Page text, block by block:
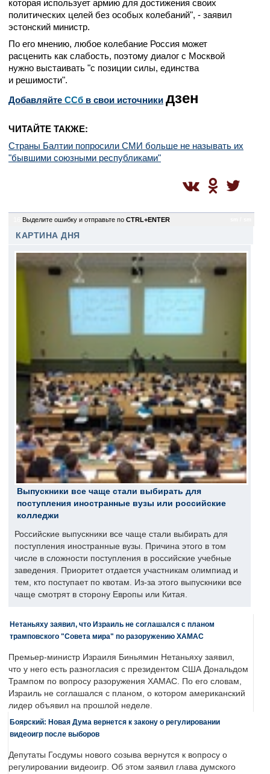
которая использует армию для достижения своих
политических целей без особых колебаний", - заявил
эстонский министр.
По его мнению, любое колебание Россия может
расценить как слабость, поэтому диалог с Москвой
нужно выстаивать "с позиции силы, единства
и решимости".
Добавляйте CСб в свои источники дзен
ЧИТАЙТЕ ТАКЖЕ:
Страны Балтии попросили СМИ больше не называть их
"бывшими союзными республиками"
Выделите ошибку и отправьте по CTRL+ENTER
КАРТИНА ДНЯ
Выпускники все чаще стали выбирать для
поступления иностранные вузы или российские
колледжи
Российские выпускники все чаще стали выбирать для
поступления иностранные вузы. Причина этого в том
числе в сложности поступления в российские учебные
заведения. Приоритет отдается участникам олимпиад и
тем, кто поступает по квотам. Из-за этого выпускники все
чаще смотрят в сторону Европы или Китая.
Нетаньяху заявил, что Израиль не соглашался с планом
трамповского "Совета мира" по разоружению ХАМАС
Премьер-министр Израиля Биньямин Нетаньяху заявил,
что у него есть разногласия с президентом США Дональдом
Трампом по вопросу разоружения ХАМАС. По его словам,
Израиль не соглашался с планом, о котором американский
лидер объявил на прошлой неделе.
Боярский: Новая Дума вернется к закону о регулировании
видеоигр после выборов
Депутаты Госдумы нового созыва вернутся к вопросу о
регулировании видеоигр. Об этом заявил глава думского